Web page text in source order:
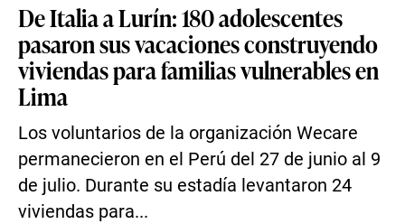
De Italia a Lurín: 180 adolescentes
pasaron sus vacaciones construyendo
viviendas para familias vulnerables en
Lima
Los voluntarios de la organización Wecare
permanecieron en el Perú del 27 de junio al 9
de julio. Durante su estadía levantaron 24
viviendas para...